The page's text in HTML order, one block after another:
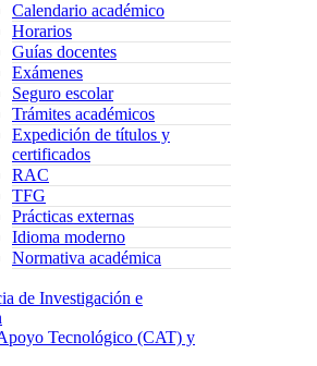
Calendario académico
Horarios
Guías docentes
Exámenes
Seguro escolar
Trámites académicos
Expedición de títulos y
certificados
RAC
TFG
Prácticas externas
Idioma moderno
Normativa académica
de Investigación e
Tecnológico (CAT) y